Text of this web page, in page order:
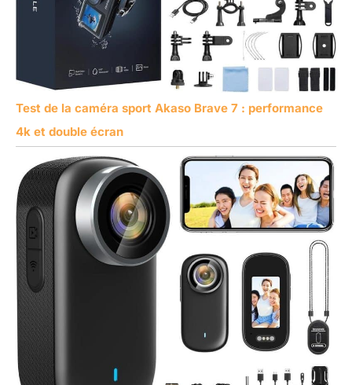
Test de la caméra sport Akaso Brave 7 : performance
4k et double écran